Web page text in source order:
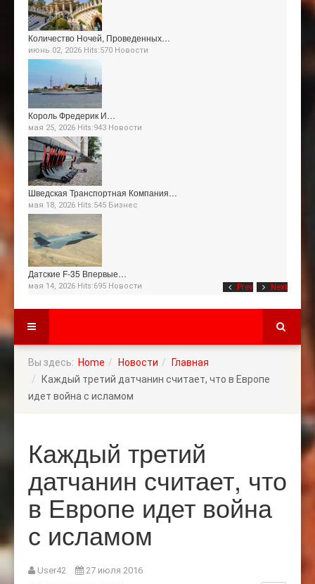
Prev Next
Количество Ночей, Проведенных…
июнь 02, 2026 Hits:570 Новости
Король Фредерик И…
мая 25, 2026 Hits:943 Новости
Шведская Транспортная Компания…
мая 18, 2026 Hits:545 Бизнес
Датские F-35 Впервые…
мая 14, 2026 Hits:695 Новости
Вы здесь: Home Новости
Главная
Каждый третий датчанин считает, что в Европе
идет война с исламом
Каждый третий
датчанин считает, что
в Европе идет война
с исламом
User42
27 июля 2016